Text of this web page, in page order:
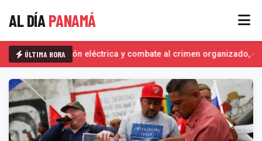
AL DÍAPANAMÁ
ÚLTIMA HORA
Interconexión eléctrica y combate al crimen organizado,